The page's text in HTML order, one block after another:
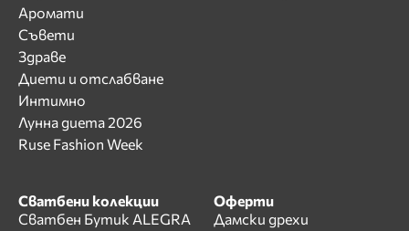
Аромати
Съвети
Здраве
Диети и отслабване
Интимно
Лунна диета 2026
Ruse Fashion Week
Сватбени колекции
Сватбен Бутик ALEGRA
Оферти
Дамски дрехи